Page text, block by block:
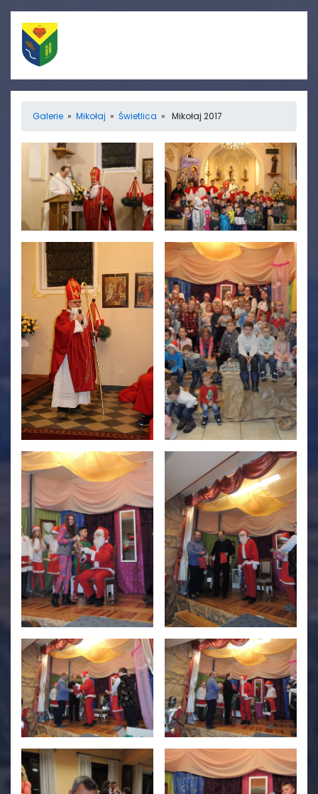
Straż Pożarna
Ośrodek zdrowia
Koło gospodyń
wiejskich
Rada sołecka
Świetlica
Informacje
Aktualności
Galerie
Galerie » Mikołaj » Świetlica » Mikołaj 2017